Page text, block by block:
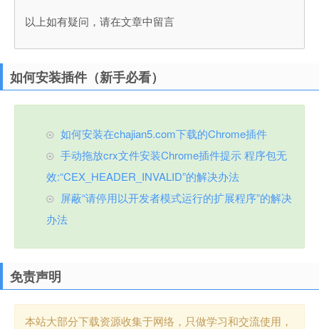
以上如有疑问，请在文章中留言
如何安装插件（新手必看）
如何安装在chajian5.com下载的Chrome插件
手动拖放crx文件安装Chrome插件提示 程序包无
效:“CEX_HEADER_INVALID”的解决办法
屏蔽“请停用以开发者模式运行的扩展程序”的解决
办法
免责声明
本站大部分下载资源收集于网络，只做学习和交流使用，